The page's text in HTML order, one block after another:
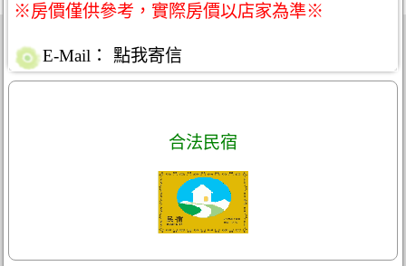
※房價僅供參考，實際房價以店家為準※
E-Mail： 點我寄信
合法民宿